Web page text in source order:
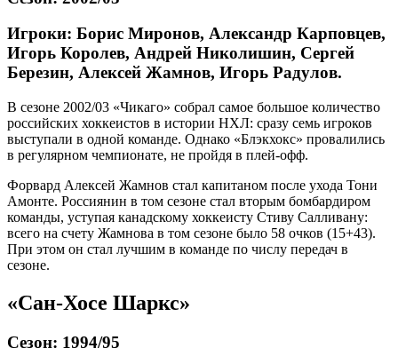
Игроки: Борис Миронов, Александр Карповцев,
Игорь Королев, Андрей Николишин, Сергей
Березин, Алексей Жамнов, Игорь Радулов.
В сезоне 2002/03 «Чикаго» собрал самое большое количество
российских хоккеистов в истории НХЛ: сразу семь игроков
выступали в одной команде. Однако «Блэкхокс» провалились
в регулярном чемпионате, не пройдя в плей-офф.
Форвард Алексей Жамнов стал капитаном после ухода Тони
Амонте. Россиянин в том сезоне стал вторым бомбардиром
команды, уступая канадскому хоккеисту Стиву Салливану:
всего на счету Жамнова в том сезоне было 58 очков (15+43).
При этом он стал лучшим в команде по числу передач в
сезоне.
«Сан-Хосе Шаркс»
Сезон: 1994/95